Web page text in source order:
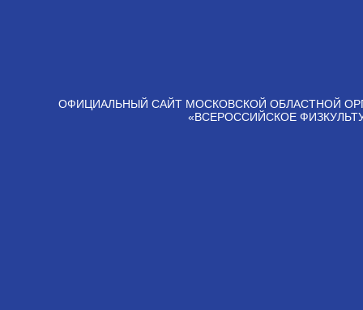
ОФИЦИАЛЬНЫЙ САЙТ МОСКОВСКОЙ ОБЛАСТНОЙ
«ВСЕРОССИЙСКОЕ